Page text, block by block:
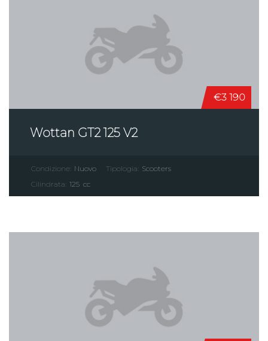
€3 190
Wottan GT2 125 V2
Condizione: Nuovo Tipologia: Scooters
Cilindrata: 125 cc